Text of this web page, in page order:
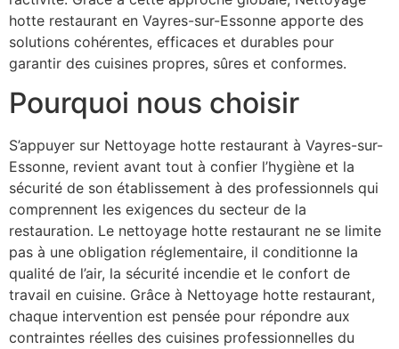
hotte restaurant en Vayres-sur-Essonne apporte des
solutions cohérentes, efficaces et durables pour
garantir des cuisines propres, sûres et conformes.
Pourquoi nous choisir
S’appuyer sur Nettoyage hotte restaurant à Vayres-sur-
Essonne, revient avant tout à confier l’hygiène et la
sécurité de son établissement à des professionnels qui
comprennent les exigences du secteur de la
restauration. Le nettoyage hotte restaurant ne se limite
pas à une obligation réglementaire, il conditionne la
qualité de l’air, la sécurité incendie et le confort de
travail en cuisine. Grâce à Nettoyage hotte restaurant,
chaque intervention est pensée pour répondre aux
contraintes réelles des cuisines professionnelles du